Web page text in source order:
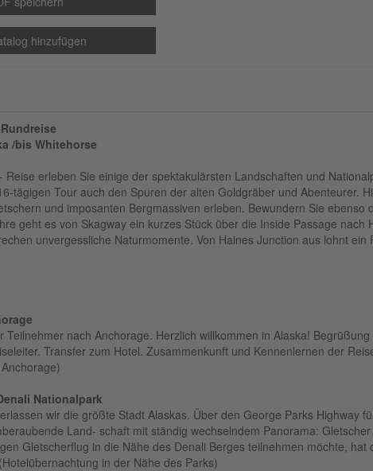
hinzufügen
/bis Whitehorse
Reise erleben Sie einige der spektakulärsten Landschaften und
tägigen Tour auch den Spuren der alten Goldgräber und Abenteurer.
und imposanten Bergmassiven erleben. Bewundern Sie
geht es von Skagway ein kurzes Stück über die Inside Passage
unvergessliche Naturmomente. Von Haines Junction aus lohnt
Teilnehmer nach Anchorage. Herzlich willkommen in Alaska!
Transfer zum Hotel. Zusammenkunft und Kennenlernen der
Nationalpark
wir die größte Stadt Alaskas. Über den George Parks Highway
Land- schaft mit ständig wechselndem Panorama:
Gletscherflug in die Nähe des Denali Berges teilnehmen möchte,
in der Nähe des Parks)